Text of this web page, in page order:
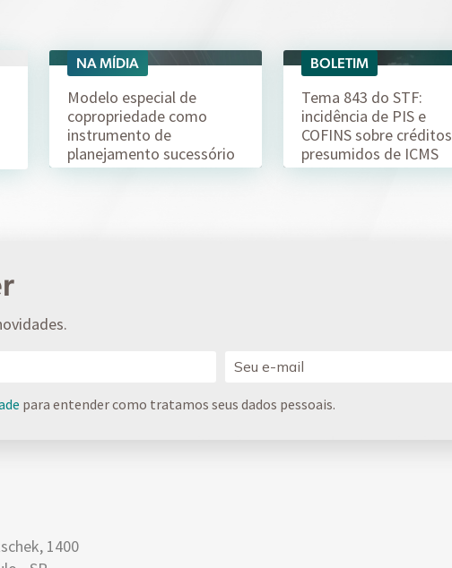
06/08
NA MÍDIA
Modelo especial de
copropriedade como
instrumento de
planejamento sucessório
04/08
BOLETIM
Tema 843 do STF:
incidência de PIS e
COFINS sobre créditos
presumidos de ICMS
para entender como tratamos seus dados pessoais.
1400